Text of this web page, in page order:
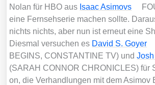
Nolan für HBO aus Isaac Asi­movs
eine Fern­seh­se­rie machen soll­te.
nichts nichts, aber nun ist erneut eine
Dies­mal ver­su­chen es David S. Goy­er
BEGINS, CONSTANTINE TV) und
(SARAH CONNOR CHRONICLES) für
on, die Ver­hand­lun­gen mit dem